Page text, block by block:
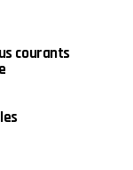
courants